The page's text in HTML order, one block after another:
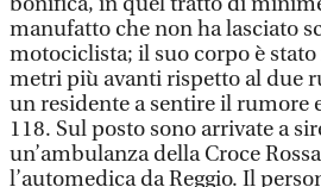
manufatto che non ha lasciato
motociclista; il suo corpo è
metri più avanti rispetto al due
un residente a sentire il rumore
118. Sul posto sono arrivate a
un’ambulanza della Croce
l’automedica da Reggio. Il